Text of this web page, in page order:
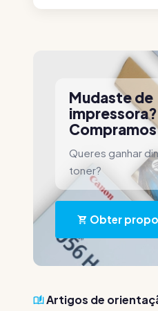
Mudaste de
impressora?
Queres ganhar
toner?
Obter
Artigos de